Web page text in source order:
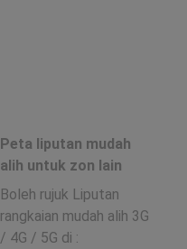
Peta liputan mudah
alih untuk zon lain
Boleh rujuk Liputan
rangkaian mudah alih 3G
/ 4G / 5G di :